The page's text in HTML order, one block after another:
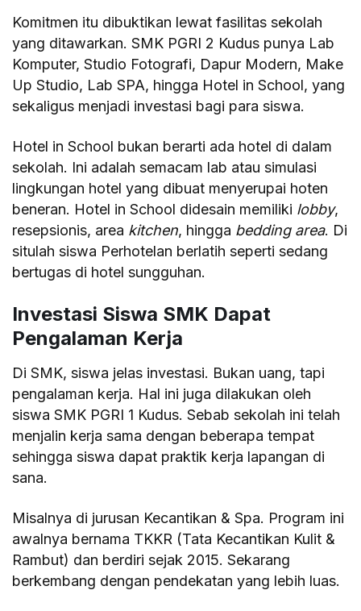
Komitmen itu dibuktikan lewat fasilitas sekolah
yang ditawarkan. SMK PGRI 2 Kudus punya Lab
Komputer, Studio Fotografi, Dapur Modern, Make
Up Studio, Lab SPA, hingga Hotel in School, yang
sekaligus menjadi investasi bagi para siswa.
Hotel in School bukan berarti ada hotel di dalam
sekolah. Ini adalah semacam lab atau simulasi
lingkungan hotel yang dibuat menyerupai hoten
beneran. Hotel in School didesain memiliki lobby,
resepsionis, area kitchen, hingga bedding area. Di
situlah siswa Perhotelan berlatih seperti sedang
bertugas di hotel sungguhan.
Investasi Siswa SMK Dapat
Pengalaman Kerja
Di SMK, siswa jelas investasi. Bukan uang, tapi
pengalaman kerja. Hal ini juga dilakukan oleh
siswa SMK PGRI 1 Kudus. Sebab sekolah ini telah
menjalin kerja sama dengan beberapa tempat
sehingga siswa dapat praktik kerja lapangan di
sana.
Misalnya di jurusan Kecantikan & Spa. Program ini
awalnya bernama TKKR (Tata Kecantikan Kulit &
Rambut) dan berdiri sejak 2015. Sekarang
berkembang dengan pendekatan yang lebih luas.